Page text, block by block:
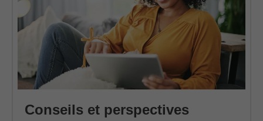
Conseils et perspectives